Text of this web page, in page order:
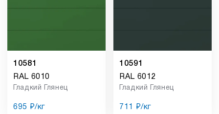
10581
RAL 6010
Гладкий Глянец
695 ₽/кг
10591
RAL 6012
Гладкий Глянец
711 ₽/кг